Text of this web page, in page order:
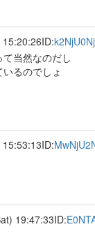
ID:
当然なのだし
るのでしょ
ID:
19:47:33ID: